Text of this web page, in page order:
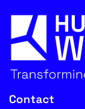
Contact